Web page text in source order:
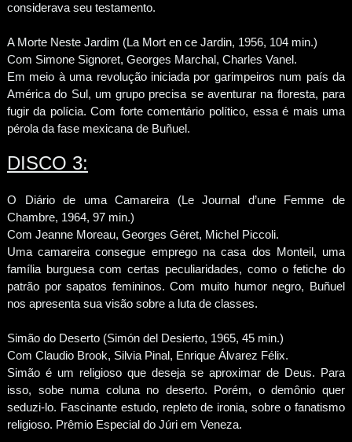
considerava seu testamento.
A Morte Neste Jardim (La Mort en ce Jardin, 1956, 104 min.)
Com Simone Signoret, Georges Marchal, Charles Vanel.
Em meio à uma revolução iniciada por garimpeiros num país da
América do Sul, um grupo precisa se aventurar na floresta, para
fugir da polícia. Com forte comentário político, essa é mais uma
pérola da fase mexicana de Buñuel.
DISCO 3:
O Diário de uma Camareira (Le Journal d’une Femme de
Chambre, 1964, 97 min.)
Com Jeanne Moreau, Georges Géret, Michel Piccoli.
Uma camareira consegue emprego na casa dos Monteil, uma
família burguesa com certas peculiaridades, como o fetiche do
patrão por sapatos femininos. Com muito humor negro, Buñuel
nos apresenta sua visão sobre a luta de classes.
Simão do Deserto (Simón del Desierto, 1965, 45 min.)
Com Claudio Brook, Silvia Pinal, Enrique Álvarez Félix.
Simão é um religioso que deseja se aproximar de Deus. Para
isso, sobe numa coluna no deserto. Porém, o demônio quer
seduzi-lo. Fascinante estudo, repleto de ironia, sobre o fanatismo
religioso. Prêmio Especial do Júri em Veneza.